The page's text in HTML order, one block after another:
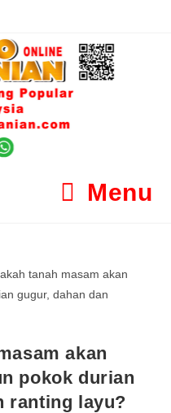
Menu
akan
pokok durian
ranting layu?